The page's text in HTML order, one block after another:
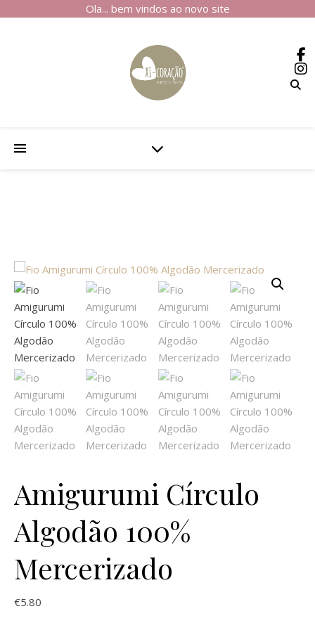
Ola... bem vindos ao novo site
Amigurumi Círculo
Algodão 100%
Mercerizado
€5.80